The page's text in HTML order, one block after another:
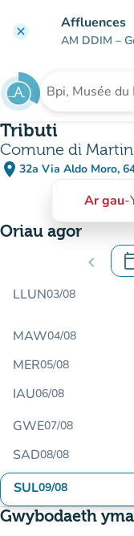
clear Affluences
AM DDIM –
Chwilio am
Tributi
Comune di
place 32a Via Aldo Moro,
Ar gau-
Oriau agor
chevron_left .
LLUN03/08
MAW04/08
MER05/08
IAU06/08
GWE07/08
SAD08/08
SUL09/08
Gwybodaeth